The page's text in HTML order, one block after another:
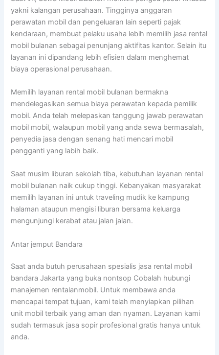
yakni kalangan perusahaan. Tingginya anggaran
perawatan mobil dan pengeluaran lain seperti pajak
kendaraan, membuat pelaku usaha lebih memilih jasa rental
mobil bulanan sebagai penunjang aktifitas kantor. Selain itu
layanan ini dipandang lebih efisien dalam menghemat
biaya operasional perusahaan.
Memilih layanan rental mobil bulanan bermakna
mendelegasikan semua biaya perawatan kepada pemilik
mobil. Anda telah melepaskan tanggung jawab perawatan
mobil mobil, walaupun mobil yang anda sewa bermasalah,
penyedia jasa dengan senang hati mencari mobil
pengganti yang labih baik.
Saat musim liburan sekolah tiba, kebutuhan layanan rental
mobil bulanan naik cukup tinggi. Kebanyakan masyarakat
memilih layanan ini untuk traveling mudik ke kampung
halaman ataupun mengisi liburan bersama keluarga
mengunjungi kerabat atau jalan jalan.
Antar jemput Bandara
Saat anda butuh perusahaan spesialis jasa rental mobil
bandara Jakarta yang buka nontsop Cobalah hubungi
manajemen rentalanmobil. Untuk membawa anda
mencapai tempat tujuan, kami telah menyiapkan pilihan
unit mobil terbaik yang aman dan nyaman. Layanan kami
sudah termasuk jasa sopir profesional gratis hanya untuk
anda.